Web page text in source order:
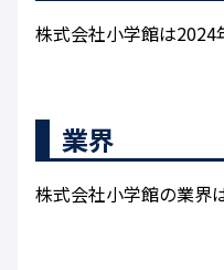
株式会社小学館は2024
業界
株式会社小学館の業界